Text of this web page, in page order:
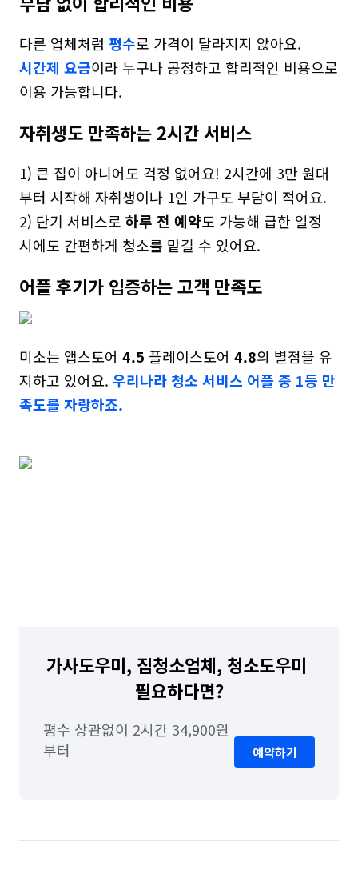
다른 업체처럼 평수
시간제 요금이라 누구나 공정하고 합리적인 비용으로
이용 가능합니다.
자취생도 만족하는 2시간 서비스
1) 큰 집이 아니어도 걱정 없어요! 2시간에 3만 원대
부터 시작해 자취생이나 1인 가구도 부담이 적어요.
2) 단기 서비스로 하루 전 예약도 가능해 급한 일정
시에도 간편하게 청소를 맡길 수 있어요.
어플 후기가 입증하는 고객 만족도
미소는 앱스토어 4.5 플레이스토어 4.8의 별점을 유
지하고 있어요. 우리나라 청소 서비스 어플 중 1등 만
족도를 자랑하죠.
가사도우미, 집청소업체, 청소도우미
필요하다면?
평수 상관없이 2시간 34,900원
부터
예약하기